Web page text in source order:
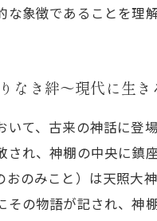
象徴であることを理
なき絆～現代に生き
て、古来の神話に登
され、神棚の中央に鎮
おのみこと）は天照大
その物語が記され、神